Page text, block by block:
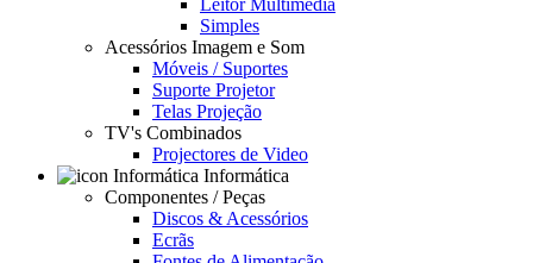
Leitor Multimédia
Simples
Acessórios Imagem e Som
Móveis / Suportes
Suporte Projetor
Telas Projeção
TV's Combinados
Projectores de Video
Informática
Componentes / Peças
Discos & Acessórios
Ecrãs